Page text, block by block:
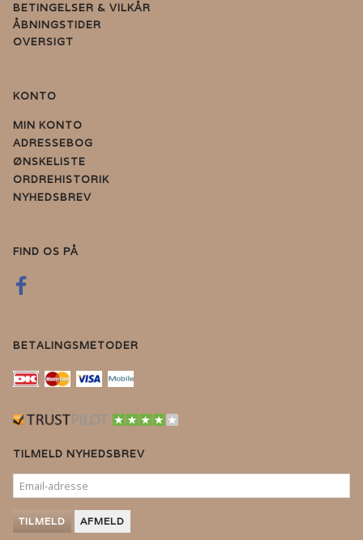
BETINGELSER & VILKÅR
ÅBNINGSTIDER
OVERSIGT
KONTO
MIN KONTO
ADRESSEBOG
ØNSKELISTE
ORDREHISTORIK
NYHEDSBREV
FIND OS PÅ
BETALINGSMETODER
TILMELD NYHEDSBREV
EMAIL-
ADRESSE
TILMELD AFMELD